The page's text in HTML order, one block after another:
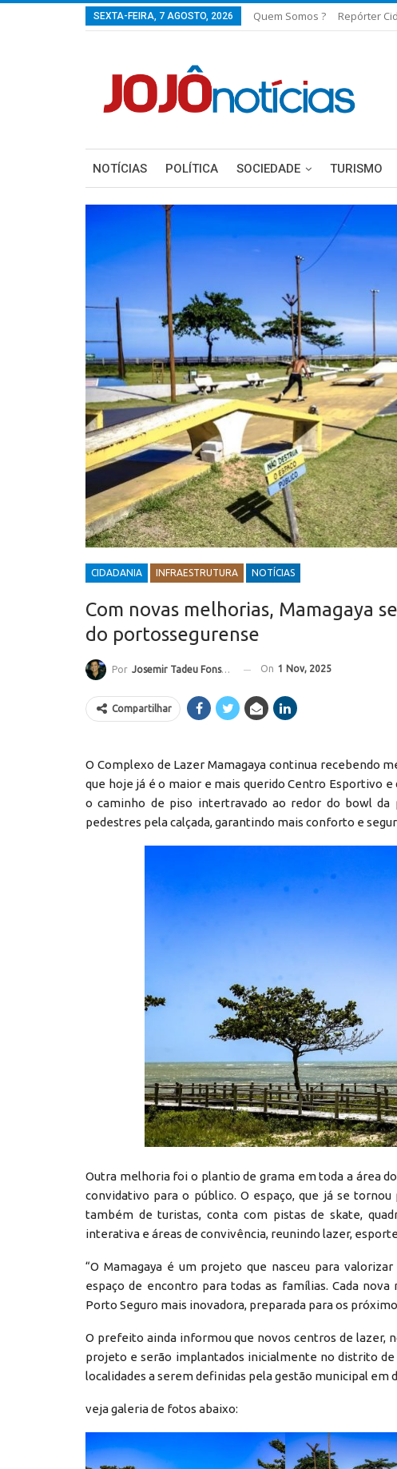
SEXTA-FEIRA, 7 AGOSTO, 2026 Quem Somos ? Repórter
NOTÍCIAS POLÍTICA SOCIEDADE TURISMO
CIDADANIA INFRAESTRUTURA NOTÍCIAS
Com novas melhorias, Mamagaya
do portossegurense
Por Josemir Tadeu Fonseca On 1 Nov, 2025
Compartilhar
O Complexo de Lazer Mamagaya continua recebendo
que hoje já é o maior e mais querido Centro Esportivo
o caminho de piso intertravado ao redor do bowl da
pedestres pela calçada, garantindo mais conforto e
Outra melhoria foi o plantio de grama em toda a área
convidativo para o público. O espaço, que já se
também de turistas, conta com pistas de skate,
interativa e áreas de convivência, reunindo lazer,
“O Mamagaya é um projeto que nasceu para
espaço de encontro para todas as famílias. Cada
Porto Seguro mais inovadora, preparada para os
O prefeito ainda informou que novos centros de lazer,
projeto e serão implantados inicialmente no distrito de
localidades a serem definidas pela gestão municipal em
veja galeria de fotos abaixo: